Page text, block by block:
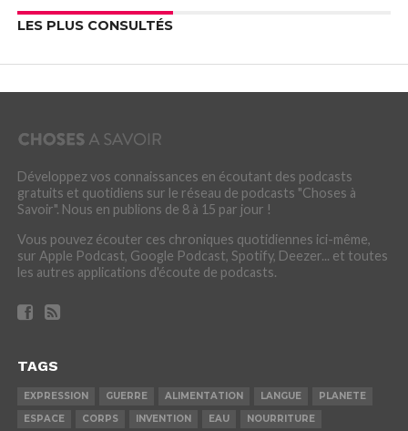
LES PLUS CONSULTÉS
Développez vos connaissances en écoutant des podcasts
gratuits et quotidiens sur le réseau de podcasts "Choses à
Savoir". Nous en publions de 8 à 15 par jour !
Vous pouvez écouter ces chroniques quotidiennes ici-même,
sur Apple Podcast, Google Podcast, Spotify, Deezer... et toutes
les autres applications d'écoute de podcasts.
TAGS
EXPRESSION GUERRE ALIMENTATION LANGUE
PLANETE
ESPACE
CORPS INVENTION EAU NOURRITURE